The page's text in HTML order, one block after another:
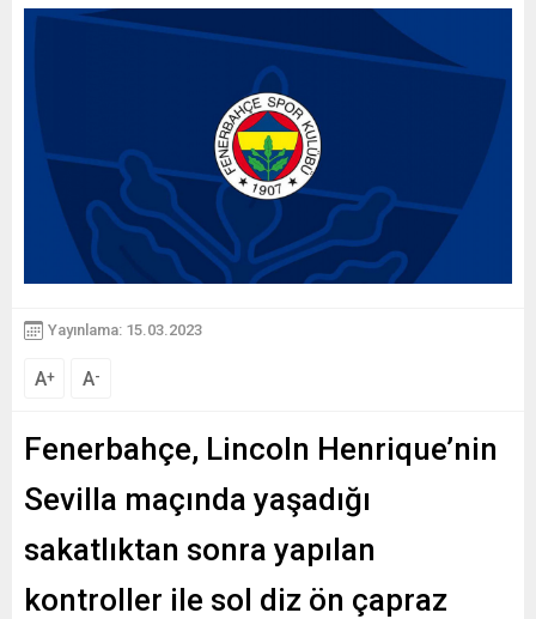
Yayınlama: 15.03.2023
A+ A-
Fenerbahçe, Lincoln Henrique’nin
Sevilla maçında yaşadığı
sakatlıktan sonra yapılan
kontroller ile sol diz ön çapraz